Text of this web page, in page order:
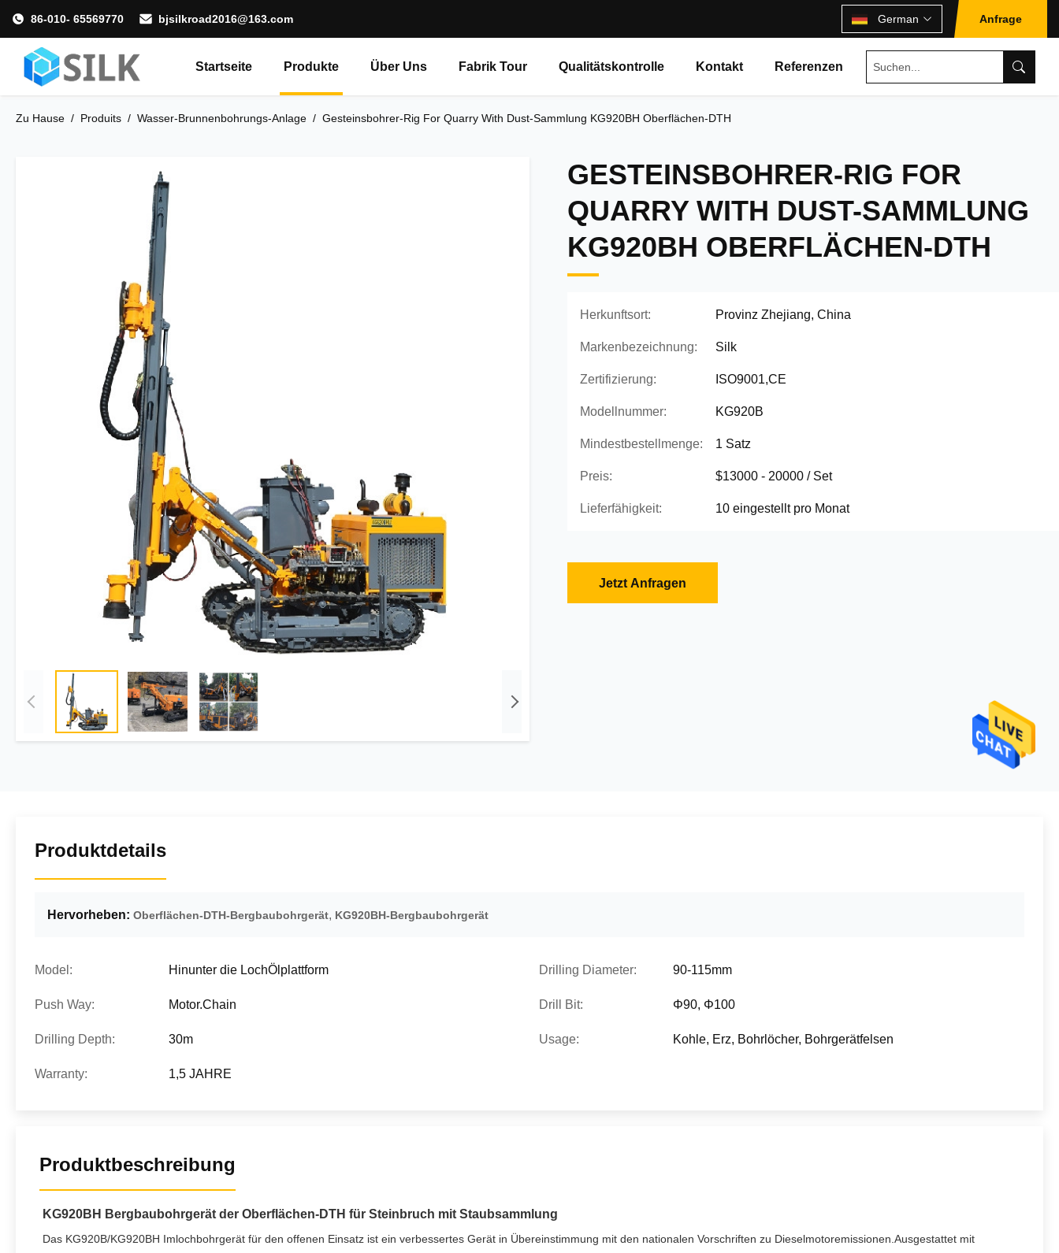
86-010- 65569770 bjsilkroad2016@163.com German Anfrage
Startseite Produkte Über Uns Fabrik Tour Qualitätskontrolle Kontakt Referenzen
Zu Hause / Produits / Wasser-Brunnenbohrungs-Anlage / Gesteinsbohrer-Rig For Quarry With Dust-Sammlung KG920BH Oberflächen-DTH
GESTEINSBOHRER-RIG FOR
QUARRY WITH DUST-SAMMLUNG
KG920BH OBERFLÄCHEN-DTH
Herkunftsort: Provinz Zhejiang, China
Markenbezeichnung: Silk
Zertifizierung: ISO9001,CE
Modellnummer: KG920B
Mindestbestellmenge: 1 Satz
Preis: $13000 - 20000 / Set
Lieferfähigkeit: 10 eingestellt pro Monat
Jetzt Anfragen
Produktdetails
Hervorheben: Oberflächen-DTH-Bergbaubohrgerät, KG920BH-Bergbaubohrgerät
Model: Hinunter die LochÖlplattform Drilling Diameter: 90-115mm
Push Way: Motor.Chain Drill Bit: Φ90, Φ100
Drilling Depth: 30m Usage: Kohle, Erz, Bohrlöcher, Bohrgerätfelsen
Warranty: 1,5 JAHRE
Produktbeschreibung
KG920BH Bergbaubohrgerät der Oberflächen-DTH für Steinbruch mit Staubsammlung
Das KG920B/KG920BH Imlochbohrgerät für den offenen Einsatz ist ein verbessertes Gerät in Übereinstimmung mit den nationalen Vorschriften zu Dieselmotoremissionen.Ausgestattet mit